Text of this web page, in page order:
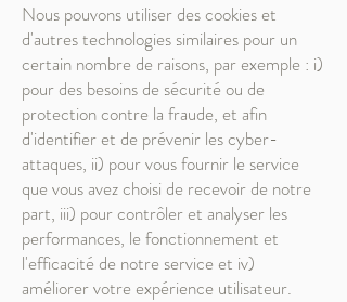
Nous pouvons utiliser des cookies et
d'autres technologies similaires pour un
certain nombre de raisons, par exemple : i)
pour des besoins de sécurité ou de
protection contre la fraude, et afin
d'identifier et de prévenir les cyber-
attaques, ii) pour vous fournir le service
que vous avez choisi de recevoir de notre
part, iii) pour contrôler et analyser les
performances, le fonctionnement et
l'efficacité de notre service et iv)
améliorer votre expérience utilisateur.